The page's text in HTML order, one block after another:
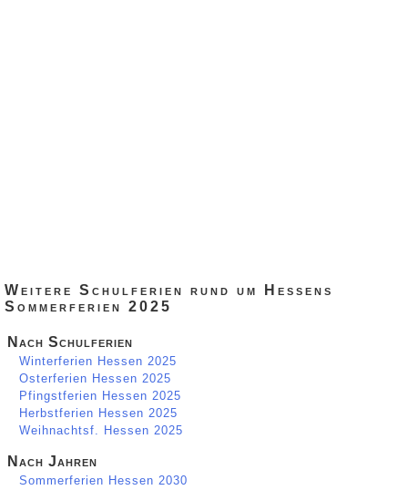
Weitere Schulferien rund um Hessens
Sommerferien 2025
Nach Schulferien
Winterferien Hessen 2025
Osterferien Hessen 2025
Pfingstferien Hessen 2025
Herbstferien Hessen 2025
Weihnachtsf. Hessen 2025
Nach Jahren
Sommerferien Hessen 2030